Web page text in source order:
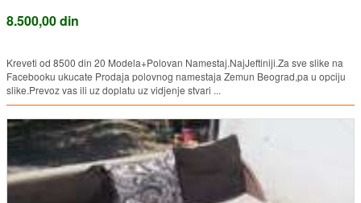
8.500,00 din
Kreveti od 8500 din 20 Modela+Polovan Namestaj.NajJeftiniji.Za sve slike na
Facebooku ukucate Prodaja polovnog namestaja Zemun Beograd,pa u opciju
slike.Prevoz vas ili uz doplatu uz vidjenje stvari ...